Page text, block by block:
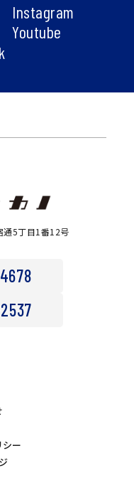
Instagram
Youtube
通5丁目1番12号
ー